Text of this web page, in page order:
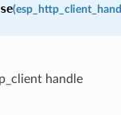
(
handle